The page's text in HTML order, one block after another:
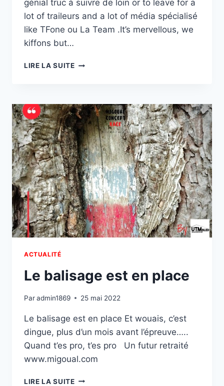
génial truc à suivre de loin or to leave for a
lot of traileurs and a lot of média spécialisé
like TFone ou La Team .It’s mervellous, we
kiffons but…
LIRE LA SUITEUTMBLED
ACTUALITÉ
Le balisage est en place
Paradmin1869 25 mai 2022
Le balisage est en place Et wouais, c’est
dingue, plus d’un mois avant l’épreuve…..
Quand t’es pro, t’es pro Un futur retraité
www.migoual.com
LIRE LA SUITELE